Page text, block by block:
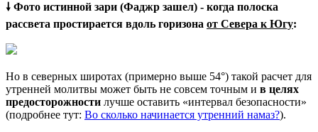
🠗 Фото истинной зари (Фаджр зашел) - когда полоска
рассвета простирается вдоль горизона от Севера к Югу:
Но в северных широтах (примерно выше 54°) такой расчет для
утренней молитвы может быть не совсем точным и в целях
предосторожности лучше оставить «интервал безопасности»
(подробнее тут: Во сколько начинается утренний намаз?).